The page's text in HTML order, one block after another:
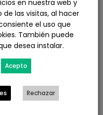
en nuestra web y
las visitas, al hacer
el uso que
También puede
desea instalar.
Acepto
Rechazar